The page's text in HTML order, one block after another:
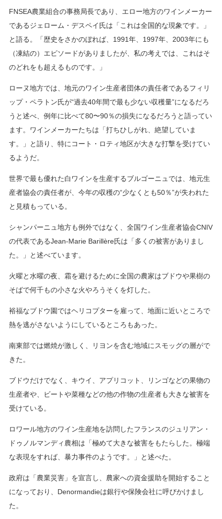
FNSEA農業組合の事務局長であり、エロー地方のワインメーカー
であるジェローム・デスペイ氏は「これは全国的な現象です。」
と語る。「歴史をさかのぼれば、1991年、1997年、2003年にも
（凍結の）エピソードがありましたが、私の考えでは、これはそ
のどれをも超えるものです。」
ローヌ地方では、地元のワイン生産者団体の責任者であるフィリ
ップ・ペラトン氏が“過去40年間で最も少ない収穫量”になるだろ
うと述べ、例年に比べて80〜90％の損失になるだろうと語ってい
ます。ワインメーカーたちは「打ちひしがれ、絶望していま
す。」と語り、特にコート・ロティ地区が大きな打撃を受けてい
るようだ。
世界で最も優れた白ワインを生産するブルゴーニュでは、地元生
産者協会の責任者が、今年の収穫の“少なくとも50％”が失われた
と見積もっている。
シャンパーニュ地方も例外ではなく、全国ワイン生産者協会CNIV
の代表であるJean-Marie Barillère氏は「多くの被害がありまし
た。」と述べています。
火曜と水曜の夜、霜を避けるために全国の農家はブドウや果樹の
そばで何千もの小さな火やろうそくを灯した。
裕福なブドウ園ではヘリコプターを雇って、地面に近いところで
熱を逃がさないようにしているところもあった。
南東部では燃焼が激しく、リヨンを含む地域にスモッグの層がで
きた。
ブドウだけでなく、キウイ、アプリコット、リンゴなどの果物の
生産者や、ビートや菜種などの他の作物の生産者も大きな被害を
受けている。
ロワール地方のワイン生産地を訪問したフランスのジュリアン・
ドゥノルマンディ農相は「極めて大きな被害をもたらした。極端
な表現をすれば、暴力事件のようです。」と述べた。
政府は「農業災害」を宣言し、農家への資金援助を開始すること
になっており、Denormandieは銀行や保険会社に呼びかけまし
た。